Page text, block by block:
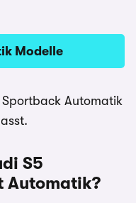
Modelle
Sportback Automatik
S5
Automatik?